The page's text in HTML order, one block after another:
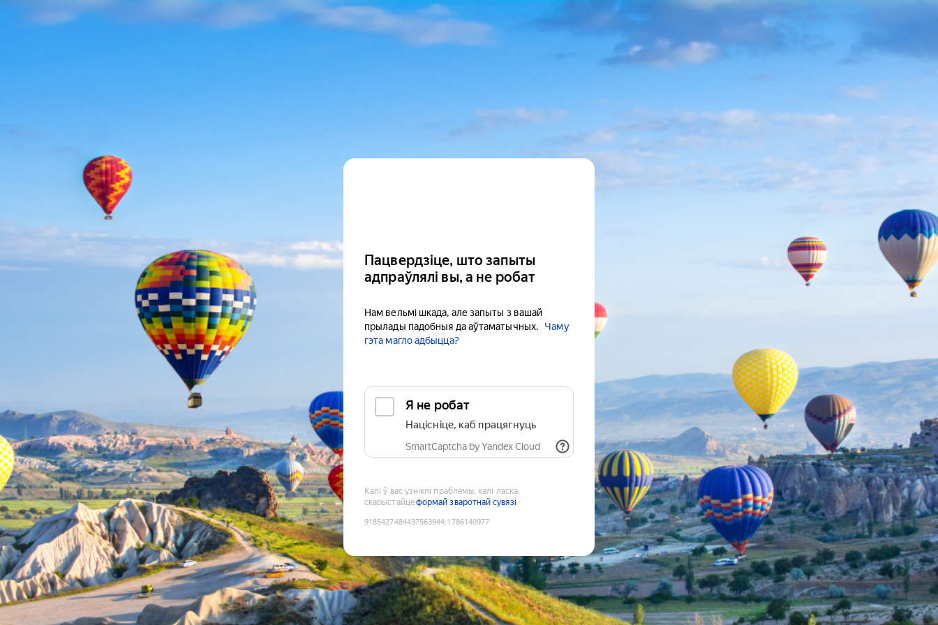
Пацвердзіце, што запыты
адпраўлялі вы, а не робат
Нам вельмі шкада, але запыты з вашай
прылады падобныя да аўтаматычных.
Чаму
гэта магло адбыцца?
Я не робат
Націсніце, каб працягнуць
SmartCaptcha by Yandex Cloud
Калі ў вас узніклі праблемы, калі ласка,
скарыстайцеформай зваротнай сувязі
9185427484437563944:1786140977